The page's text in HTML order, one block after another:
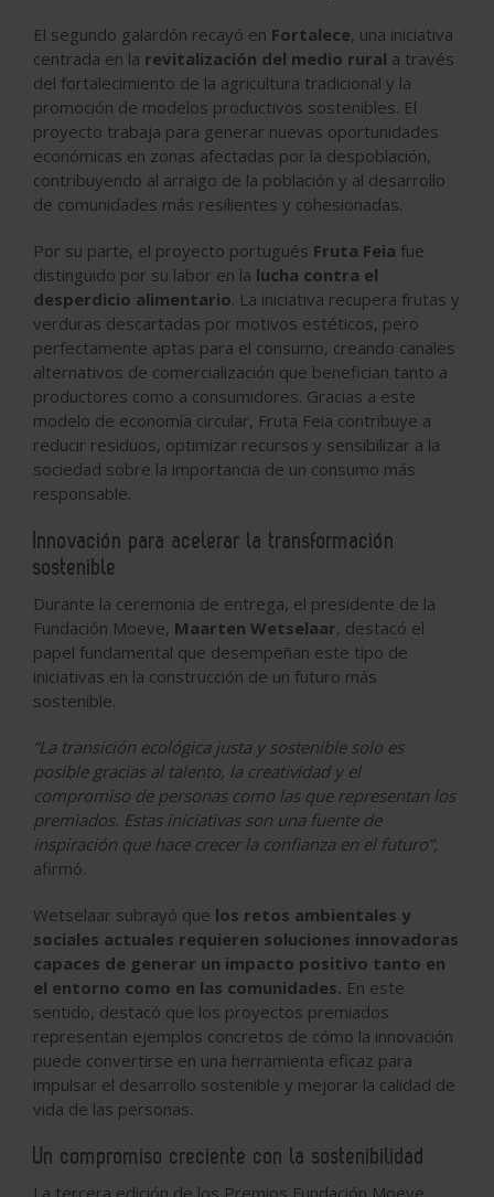
El segundo galardón recayó en Fortalece, una iniciativa
centrada en la revitalización del medio rural a través
del fortalecimiento de la agricultura tradicional y la
promoción de modelos productivos sostenibles. El
proyecto trabaja para generar nuevas oportunidades
económicas en zonas afectadas por la despoblación,
contribuyendo al arraigo de la población y al desarrollo
de comunidades más resilientes y cohesionadas.
Por su parte, el proyecto portugués Fruta Feia fue
distinguido por su labor en la lucha contra el
desperdicio alimentario. La iniciativa recupera frutas y
verduras descartadas por motivos estéticos, pero
perfectamente aptas para el consumo, creando canales
alternativos de comercialización que benefician tanto a
productores como a consumidores. Gracias a este
modelo de economía circular, Fruta Feia contribuye a
reducir residuos, optimizar recursos y sensibilizar a la
sociedad sobre la importancia de un consumo más
responsable.
Innovación para acelerar la transformación
sostenible
Durante la ceremonia de entrega, el presidente de la
Fundación Moeve, Maarten Wetselaar, destacó el
papel fundamental que desempeñan este tipo de
iniciativas en la construcción de un futuro más
sostenible.
“La transición ecológica justa y sostenible solo es
posible gracias al talento, la creatividad y el
compromiso de personas como las que representan los
premiados. Estas iniciativas son una fuente de
inspiración que hace crecer la confianza en el futuro”,
afirmó.
Wetselaar subrayó que los retos ambientales y
sociales actuales requieren soluciones innovadoras
capaces de generar un impacto positivo tanto en
el entorno como en las comunidades. En este
sentido, destacó que los proyectos premiados
representan ejemplos concretos de cómo la innovación
puede convertirse en una herramienta eficaz para
impulsar el desarrollo sostenible y mejorar la calidad de
vida de las personas.
Un compromiso creciente con la sostenibilidad
La tercera edición de los Premios Fundación Moeve